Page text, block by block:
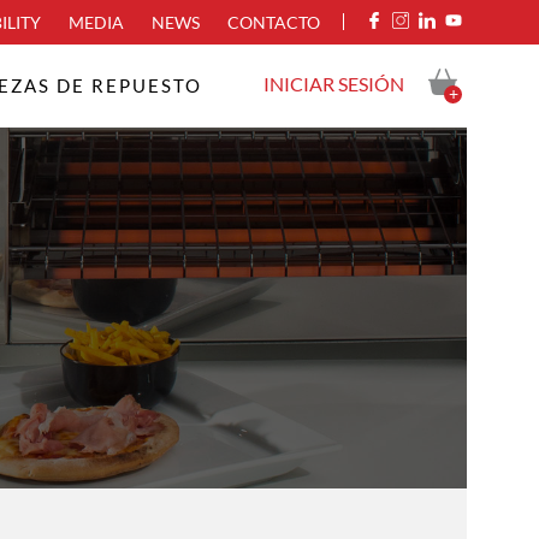
MEDIA NEWS CONTACTO
DE REPUESTO INICIAR SESIÓN +